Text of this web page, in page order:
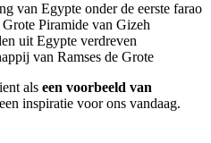
van Egypte onder de eerste farao
Piramide van Gizeh
uit Egypte verdreven
van Ramses de Grote
als een voorbeeld van
inspiratie voor ons vandaag.